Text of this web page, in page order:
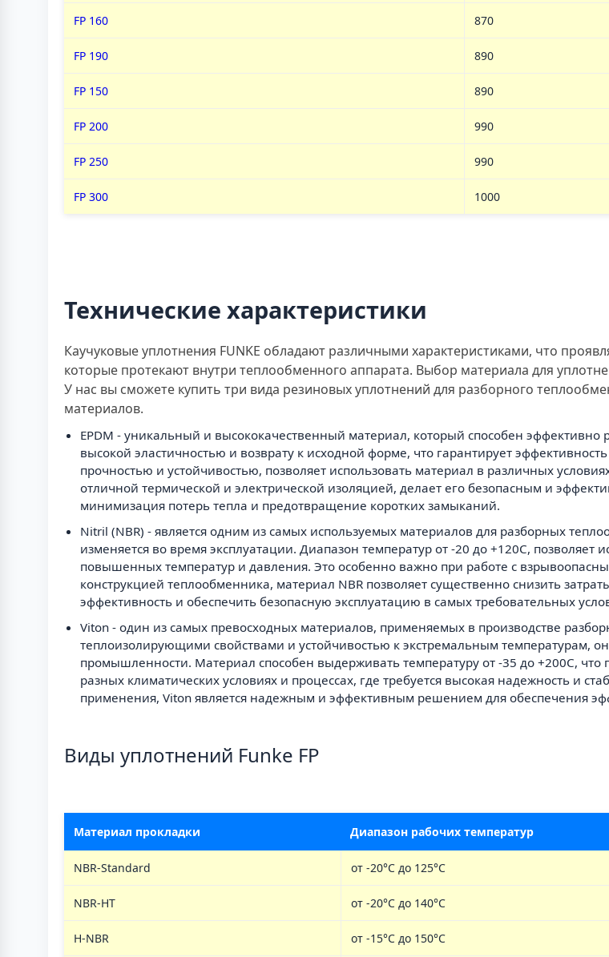
FP 160 870
FP 190 890
FP 150 890
FP 200 990
FP 250 990
FP 300 1000
Технические характеристики
Каучуковые уплотнения FUNKE обладают различными характеристиками, что
которые протекают внутри теплообменного аппарата. Выбор материала для
У нас вы сможете купить три вида резиновых уплотнений для разборного
материалов.
EPDM - уникальный и высококачественный материал, который способен эффективно
высокой эластичностью и возврату к исходной форме, что гарантирует
прочностью и устойчивостью, позволяет использовать материал в различных
отличной термической и электрической изоляцией, делает его безопасным и
минимизация потерь тепла и предотвращение коротких замыканий.
Nitril (NBR) - является одним из самых используемых материалов для разборных
изменяется во время эксплуатации. Диапазон температур от -20 до +120C, позволяет
повышенных температур и давления. Это особенно важно при работе с
конструкцией теплообменника, материал NBR позволяет существенно снизить
эффективность и обеспечить безопасную эксплуатацию в самых требовательных
Viton - один из самых превосходных материалов, применяемых в производстве
теплоизолирующими свойствами и устойчивостью к экстремальным температурам,
промышленности. Материал способен выдерживать температуру от -35 до +200C,
разных климатических условиях и процессах, где требуется высокая надежность и
применения, Viton является надежным и эффективным решением для обеспечения
Виды уплотнений Funke FP
Материал прокладки Диапазон рабочих температур
NBR-Standard от -20°C до 125°C
NBR-HT от -20°C до 140°C
H-NBR от -15°C до 150°C